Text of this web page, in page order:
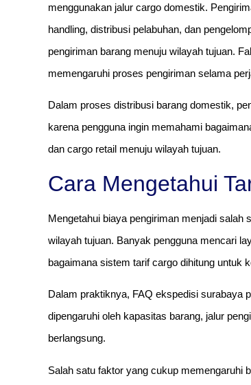
menggunakan jalur cargo domestik.
handling, distribusi pelabuhan, dan
pengiriman barang menuju wilayah tujuan.
memengaruhi proses pengiriman selama
Dalam proses distribusi barang domestik,
karena pengguna ingin memahami
dan cargo retail menuju wilayah tujuan.
Cara Mengetahui
Mengetahui biaya pengiriman menjadi salah
wilayah tujuan. Banyak pengguna mencari
bagaimana sistem tarif cargo dihitung untuk
Dalam praktiknya, FAQ ekspedisi surabaya
dipengaruhi oleh kapasitas barang, jalur
berlangsung.
Salah satu faktor yang cukup memengaruhi